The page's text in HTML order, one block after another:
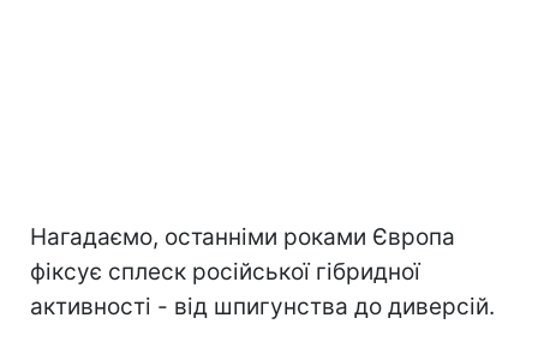
Нагадаємо, останніми роками Європа
фіксує сплеск російської гібридної
активності - від шпигунства до диверсій.